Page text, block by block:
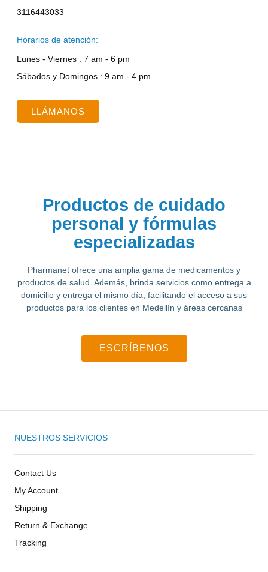
3116443033
Horarios de atención:
Lunes - Viernes : 7 am - 6 pm
Sábados y Domingos : 9 am - 4 pm
LLÁMANOS
Productos de cuidado
personal y fórmulas
especializadas
Pharmanet ofrece una amplia gama de medicamentos y
productos de salud. Además, brinda servicios como entrega a
domicilio y entrega el mismo día, facilitando el acceso a sus
productos para los clientes en Medellín y áreas cercanas
ESCRÍBENOS
NUESTROS SERVICIOS
Contact Us
My Account
Shipping
Return & Exchange
Tracking